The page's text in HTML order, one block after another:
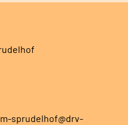
sprudelhof@drv-